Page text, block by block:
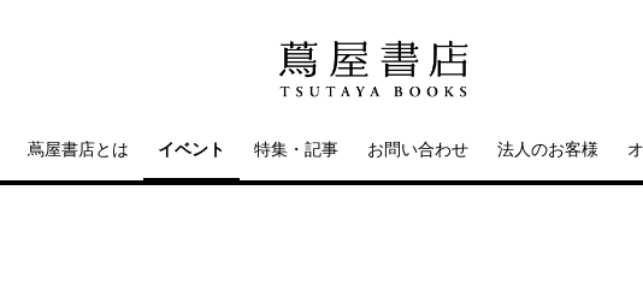
蔦屋書店とは イベント 特集・記事 お問い合わせ 法人のお客様